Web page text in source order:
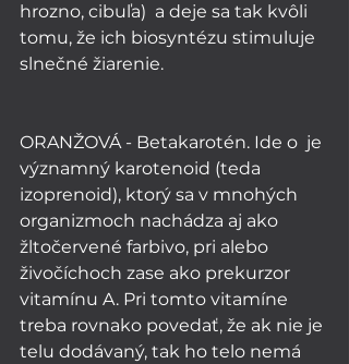
hrozno, cibuľa)  a deje sa tak kvôli
tomu, že ich biosyntézu stimuluje
slnečné žiarenie.
ORANŽOVÁ - Betakarotén. Ide o  je
významný karotenoid (teda
izoprenoid), ktorý sa v mnohých
organizmoch nachádza aj ako
žltočervené farbivo, pri alebo
živočíchoch zase ako prekurzor
vitamínu A. Pri tomto vitamíne
treba rovnako povedať, že ak nie je
telu dodávaný, tak ho telo nemá